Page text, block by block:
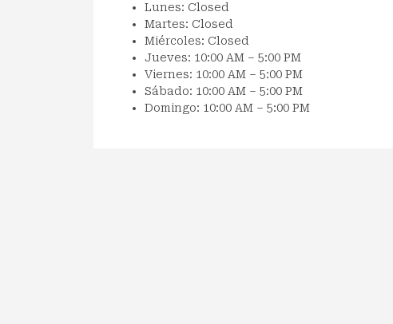
Lunes: Closed
Martes: Closed
Miércoles: Closed
Jueves: 10:00 AM – 5:00 PM
Viernes: 10:00 AM – 5:00 PM
Sábado: 10:00 AM – 5:00 PM
Domingo: 10:00 AM – 5:00 PM